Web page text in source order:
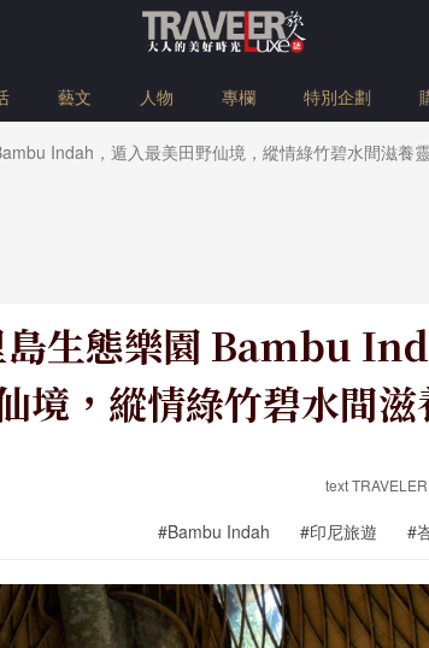
藝文 人物 專欄 特別企劃
Indah，遁入最美田野仙境，縱情綠竹碧水間滋養
島生態樂園 Bambu
境，縱情綠竹碧水間
text
#Bambu Indah #印尼旅遊 #